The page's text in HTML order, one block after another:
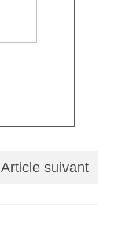
Article suivant